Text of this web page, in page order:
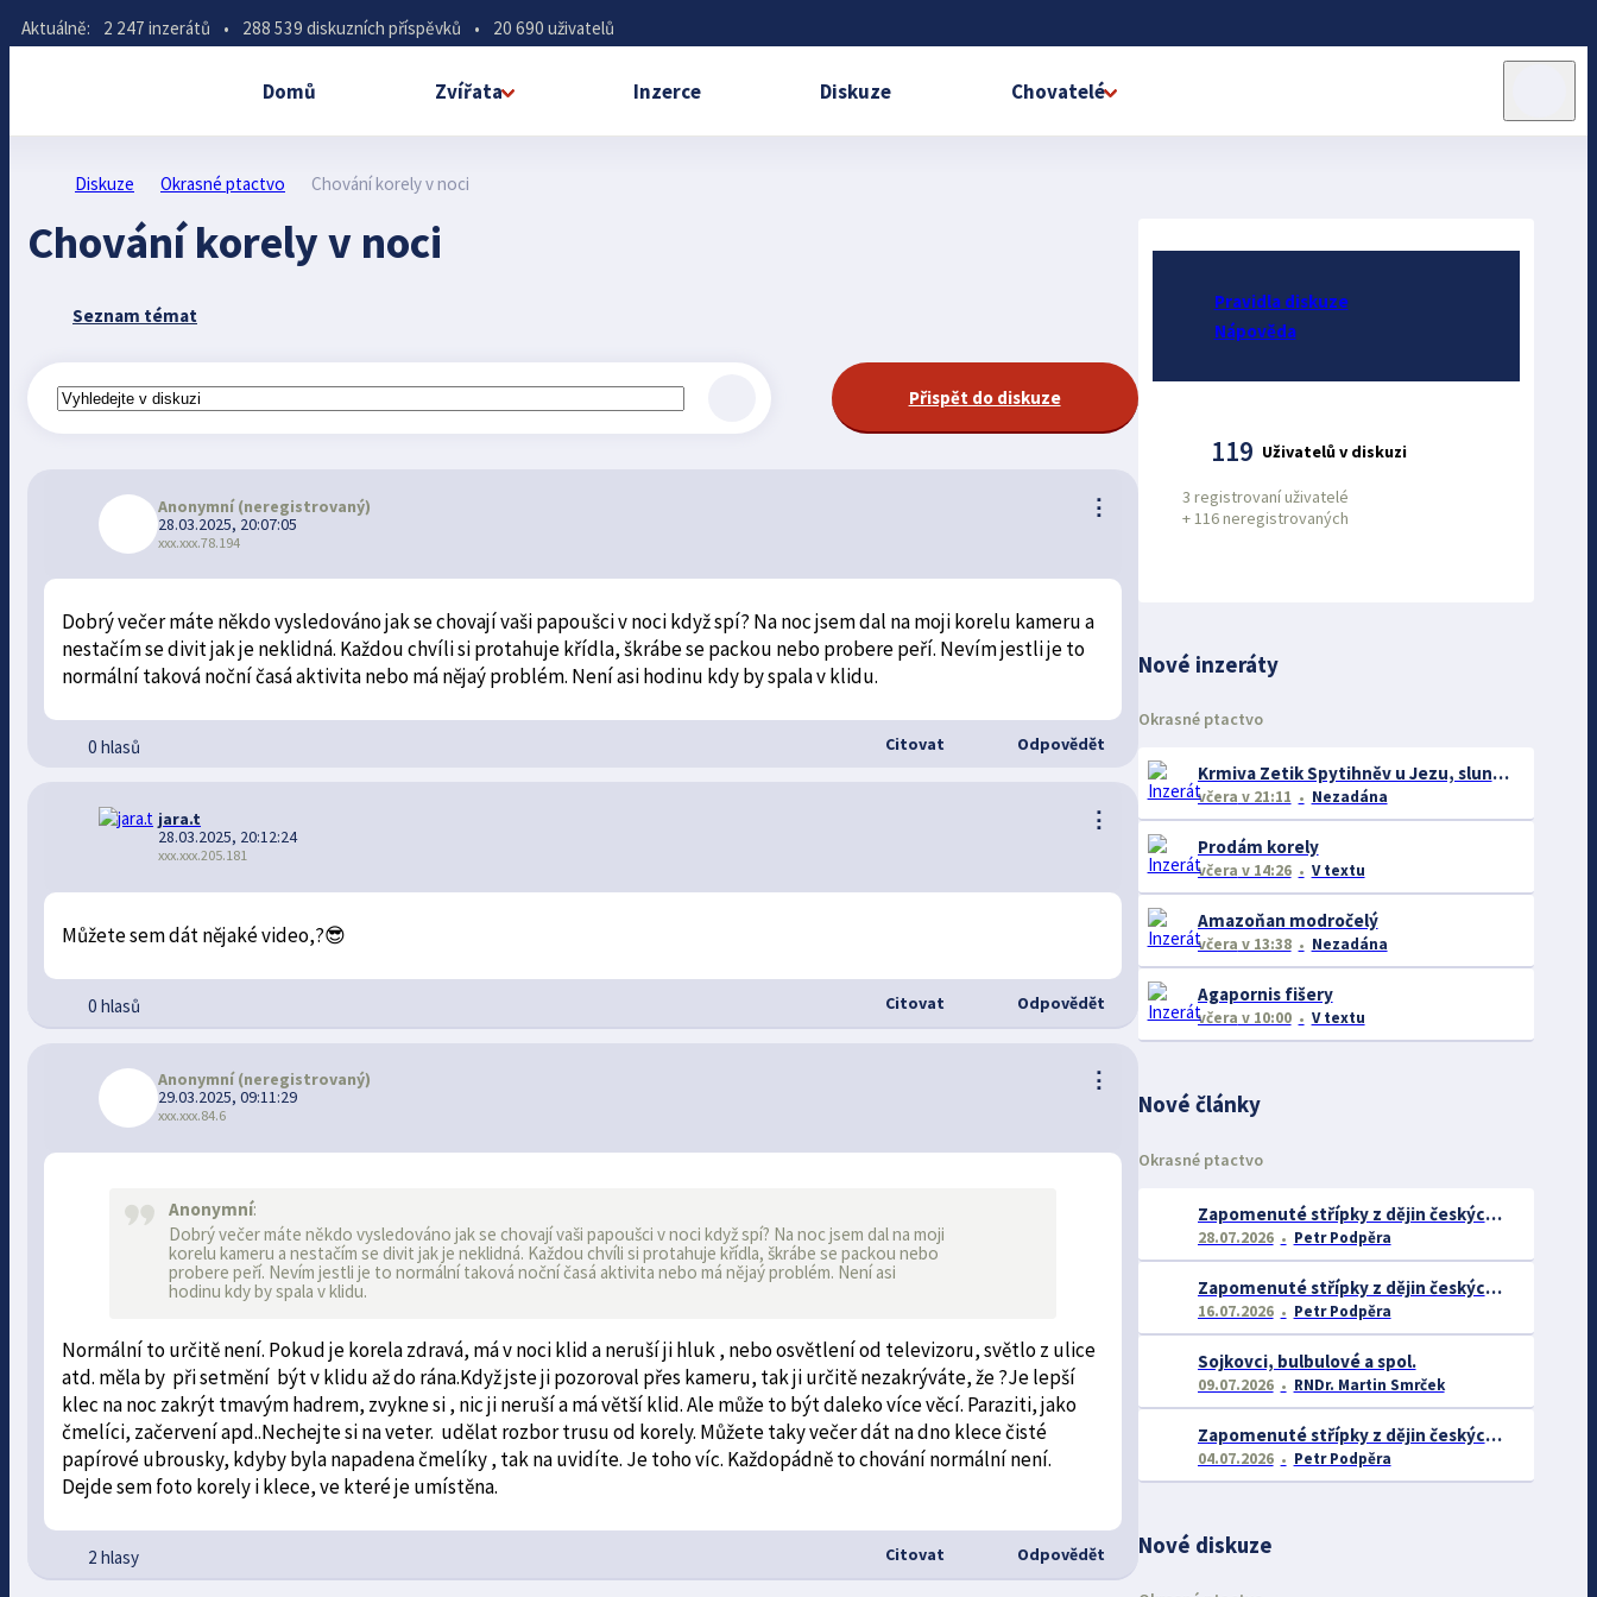
Aktuálně: 2 247 inzerátů • 288 539 diskuzních příspěvků • 20 690 uživatelů
Domů Zvířata Inzerce Diskuze Chovatelé
Diskuze Okrasné ptactvo Chování korely v noci
Chování korely v noci
Seznam témat
Přispět do diskuze
⋮
Anonymní(neregistrovaný)
28.03.2025, 20:07:05
xxx.xxx.78.194
Dobrý večer máte někdo vysledováno jak se chovají vaši papoušci v noci když spí? Na noc jsem dal na moji korelu kameru a
nestačím se divit jak je neklidná. Každou chvíli si protahuje křídla, škrábe se packou nebo probere peří. Nevím jestli je to
normální taková noční časá aktivita nebo má nějaý problém. Není asi hodinu kdy by spala v klidu.
0 hlasů Citovat Odpovědět
⋮
jara.t
28.03.2025, 20:12:24
xxx.xxx.205.181
Můžete sem dát nějaké video,?😎
0 hlasů Citovat Odpovědět
⋮
Anonymní(neregistrovaný)
29.03.2025, 09:11:29
xxx.xxx.84.6
Anonymní:
Dobrý večer máte někdo vysledováno jak se chovají vaši papoušci v noci když spí? Na noc jsem dal na moji
korelu kameru a nestačím se divit jak je neklidná. Každou chvíli si protahuje křídla, škrábe se packou nebo
probere peří. Nevím jestli je to normální taková noční časá aktivita nebo má nějaý problém. Není asi
hodinu kdy by spala v klidu.
Normální to určitě není. Pokud je korela zdravá, má v noci klid a neruší ji hluk , nebo osvětlení od televizoru, světlo z ulice
atd. měla by při setmění být v klidu až do rána.Když jste ji pozoroval přes kameru, tak ji určitě nezakrýváte, že ?Je lepší
klec na noc zakrýt tmavým hadrem, zvykne si , nic ji neruší a má větší klid. Ale může to být daleko více věcí. Paraziti, jako
čmelíci, začervení apd..Nechejte si na veter. udělat rozbor trusu od korely. Můžete taky večer dát na dno klece čisté
papírové ubrousky, kdyby byla napadena čmelíky , tak na uvidíte. Je toho víc. Každopádně to chování normální není.
Dejde sem foto korely i klece, ve které je umístěna.
2 hlasy Citovat Odpovědět
Pravidla diskuze
Nápověda
119 Uživatelů v diskuzi
3 registrovaní uživatelé
+116 neregistrovaných
Nové inzeráty
Okrasné ptactvo
Krmiva Zetik Spytihněv u Jezu, slunečnice černá 19kc/kg Akce na Avicentru Avest I na burze
včera v 21:11 Nezadána
Prodám korely
včera v 14:26 V textu
Amazoňan modročelý
včera v 13:38 Nezadána
Agapornis fišery
včera v 10:00 V textu
Nové články
Okrasné ptactvo
Zapomenuté střípky z dějin českých exotářů - 3.část
28.07.2026 Petr Podpěra
Zapomenuté střípky z dějin českých exotářů - 2.část
16.07.2026 Petr Podpěra
Sojkovci, bulbulové a spol.
09.07.2026 RNDr. Martin Smrček
Zapomenuté střípky z dějin českých exotářů
04.07.2026 Petr Podpěra
Nové diskuze